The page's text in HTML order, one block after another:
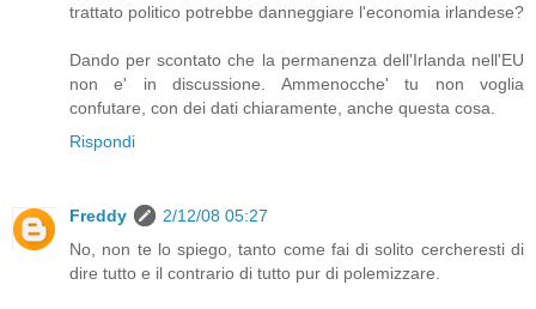
trattato politico potrebbe danneggiare l'economia irlandese?
Dando per scontato che la permanenza dell'Irlanda nell'EU
non e' in discussione. Ammenocche' tu non voglia
confutare, con dei dati chiaramente, anche questa cosa.
Rispondi
Freddy
2/12/08 05:27
No, non te lo spiego, tanto come fai di solito cercheresti di
dire tutto e il contrario di tutto pur di polemizzare.